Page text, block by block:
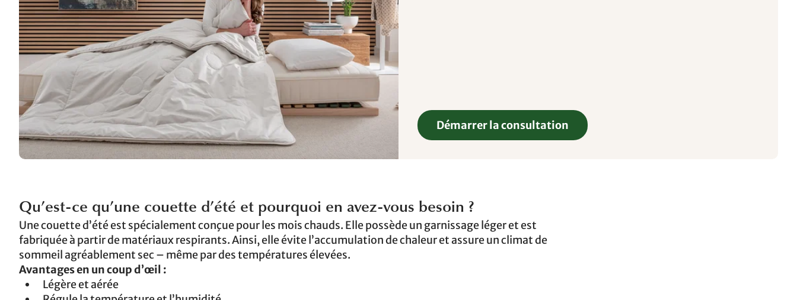
Démarrer la consultation
Qu’est-ce qu’une couette d’été et pourquoi en avez-vous besoin ?
Une couette d’été est spécialement conçue pour les mois chauds. Elle possède un garnissage léger et est
fabriquée à partir de matériaux respirants. Ainsi, elle évite l’accumulation de chaleur et assure un climat de
sommeil agréablement sec – même par des températures élevées.
Avantages en un coup d’œil :
Légère et aérée